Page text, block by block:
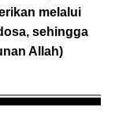
melalui
sehingga
Allah)